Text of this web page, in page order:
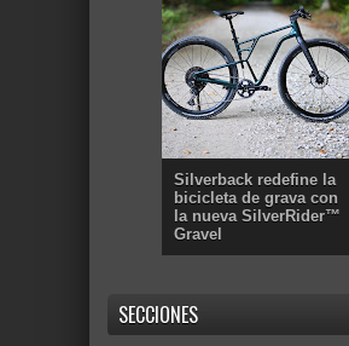
Silverback redefine la
bicicleta de grava con
la nueva SilverRider™
Gravel
SECCIONES